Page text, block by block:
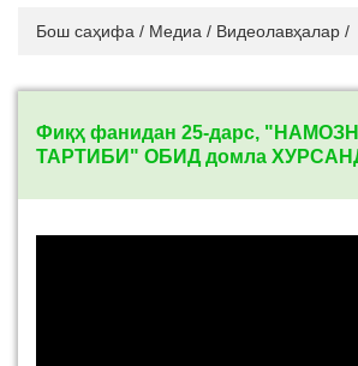
Бош саҳифа / Медиа / Видеолавҳалар /
Фиқҳ фанидан 25-дарс,
ТАРТИБИ" ОБИД домла